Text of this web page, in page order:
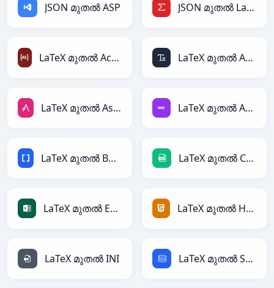
JSON മുതൽ ASP JSON മുതൽ LaTeX
LaTeX മുതൽ ActionScript LaTeX മുതൽ ASCII
LaTeX മുതൽ AsciiDoc LaTeX മുതൽ Avro
LaTeX മുതൽ BBCode LaTeX മുതൽ CSV
LaTeX മുതൽ Excel LaTeX മുതൽ HTML
LaTeX മുതൽ INI LaTeX മുതൽ SQL